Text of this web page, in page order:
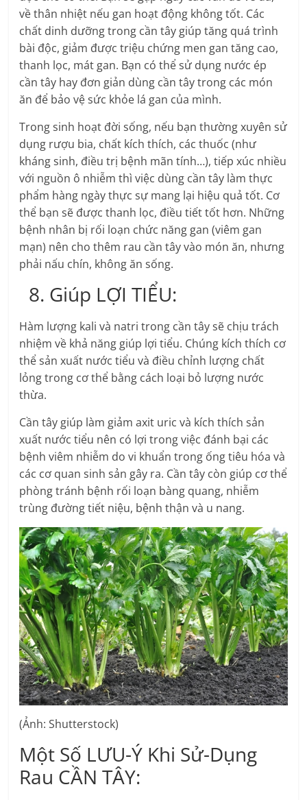
về thân nhiệt nếu gan hoạt động không tốt. Các
chất dinh dưỡng trong cần tây giúp tăng quá trình
bài độc, giảm được triệu chứng men gan tăng cao,
thanh lọc, mát gan. Bạn có thể sử dụng nước ép
cần tây hay đơn giản dùng cần tây trong các món
ăn để bảo vệ sức khỏe lá gan của mình.
Trong sinh hoạt đời sống, nếu bạn thường xuyên sử
dụng rượu bia, chất kích thích, các thuốc (như
kháng sinh, điều trị bệnh mãn tính…), tiếp xúc nhiều
với nguồn ô nhiễm thì việc dùng cần tây làm thực
phẩm hàng ngày thực sự mang lại hiệu quả tốt. Cơ
thể bạn sẽ được thanh lọc, điều tiết tốt hơn. Những
bệnh nhân bị rối loạn chức năng gan (viêm gan
mạn) nên cho thêm rau cần tây vào món ăn, nhưng
phải nấu chín, không ăn sống.
8. Giúp LỢI TIỂU:
Hàm lượng kali và natri trong cần tây sẽ chịu trách
nhiệm về khả năng giúp lợi tiểu. Chúng kích thích cơ
thể sản xuất nước tiểu và điều chỉnh lượng chất
lỏng trong cơ thể bằng cách loại bỏ lượng nước
thừa.
Cần tây giúp làm giảm axit uric và kích thích sản
xuất nước tiểu nên có lợi trong việc đánh bại các
bệnh viêm nhiễm do vi khuẩn trong ống tiêu hóa và
các cơ quan sinh sản gây ra. Cần tây còn giúp cơ thể
phòng tránh bệnh rối loạn bàng quang, nhiễm
trùng đường tiết niệu, bệnh thận và u nang.
(Ảnh: Shutterstock)
Một Số LƯU-Ý Khi Sử-Dụng
Rau CẦN TÂY: